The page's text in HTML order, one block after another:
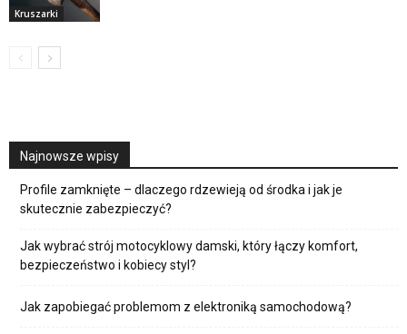
Kruszarki
Najnowsze wpisy
Profile zamknięte – dlaczego rdzewieją od środka i jak je
skutecznie zabezpieczyć?
Jak wybrać strój motocyklowy damski, który łączy komfort,
bezpieczeństwo i kobiecy styl?
Jak zapobiegać problemom z elektroniką samochodową?